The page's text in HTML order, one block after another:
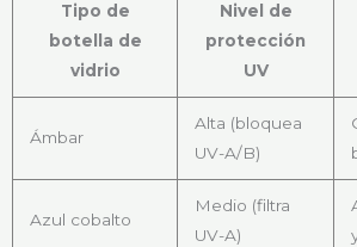
Tipo de
botella de
vidrio
Nivel de
protección
UV
Ámbar
Alta (bloquea
UV-A/B)
Azul cobalto
Medio (filtra
UV-A)